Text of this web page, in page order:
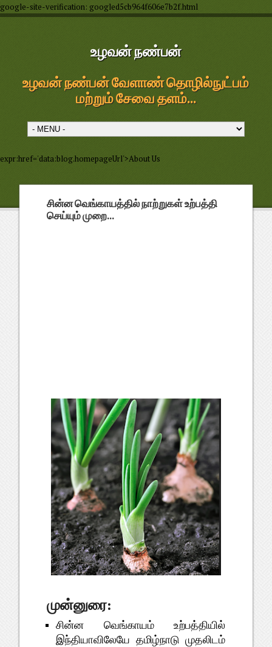
google-site-verification: googled5cb964f606e7b2f.html
உழவன் நண்பன்
உழவன் நண்பன் வேளாண் தொழில்நுட்பம்
மற்றும் சேவை தளம்...
expr:href='data:blog.homepageUrl'>About Us
சின்ன வெங்காயத்தில் நாற்றுகள் உற்பத்தி
செய்யும் முறை...
முன்னுரை:
சின்ன வெங்காயம்
உற்பத்தியில்
இந்தியாவிலேயே தமிழ்நாடு முதலிடம்